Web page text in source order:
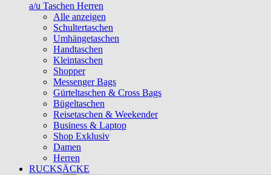
a/u Taschen Herren
Alle anzeigen
Schultertaschen
Umhängetaschen
Handtaschen
Kleintaschen
Shopper
Messenger Bags
Gürteltaschen & Cross Bags
Bügeltaschen
Reisetaschen & Weekender
Business & Laptop
Shop Exklusiv
Damen
Herren
RUCKSÄCKE